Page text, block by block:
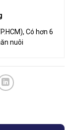
Có hơn 6
nuôi